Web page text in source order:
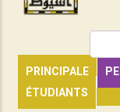
PRINCIPALE
ÉTUDIANTS